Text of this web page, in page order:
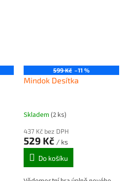
599 Kč –11 %
Mindok Desítka
Skladem (2 ks)
437 Kč bez DPH
529 Kč / ks
Do košíku